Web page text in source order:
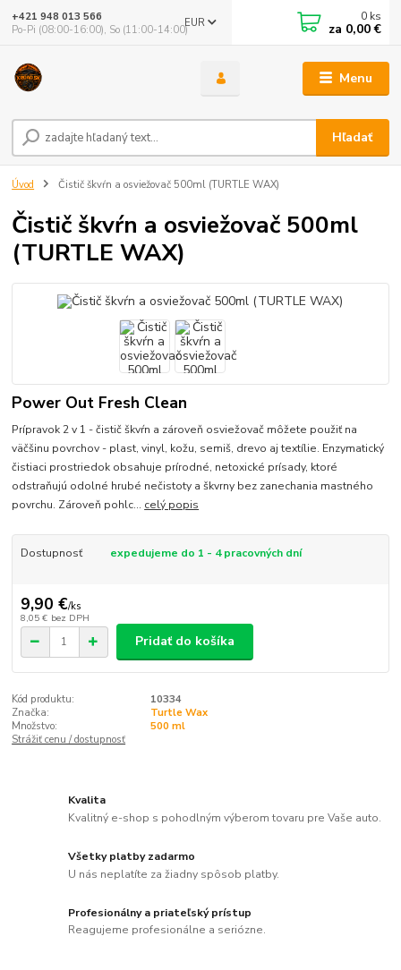
Menu
EUR
Hľadať
+421 948 013 566
Po-Pi (08:00-16:00), So (11:00-14:00)
0 ks
za 0,00 €
Úvod Čistič škvŕn a osviežovač 500ml (TURTLE WAX)
Čistič škvŕn a osviežovač 500ml
(TURTLE WAX)
Power Out Fresh Clean
Prípravok 2 v 1 - čistič škvŕn a zároveň osviežovač môžete použiť na
väčšinu povrchov - plast, vinyl, kožu, semiš, drevo aj textílie. Enzymatický
čistiaci prostriedok obsahuje prírodné, netoxické prísady, ktoré
odstraňujú odolné hrubé nečistoty a škvrny bez zanechania mastného
povrchu. Zároveň pohlc... celý popis
Dostupnosť expedujeme do 1 - 4 pracovných dní
9,90 €/ks
8,05 € bez DPH
Pridať do košíka
Kód produktu:
10334
Značka:
Turtle Wax
Množstvo:
500 ml
Strážiť cenu / dostupnosť
Kvalita
Kvalitný e-shop s pohodlným výberom tovaru pre Vaše auto.
Všetky platby zadarmo
U nás neplatíte za žiadny spôsob platby.
Profesionálny a priateľský prístup
Reagujeme profesionálne a seriózne.